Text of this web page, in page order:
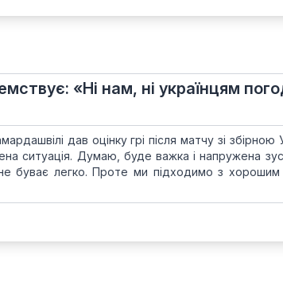
«Ні нам, ні українцям
дав оцінку грі після матчу зі збірною
ситуація. Думаю, буде важка і напружена
буває легко. Проте ми підходимо з